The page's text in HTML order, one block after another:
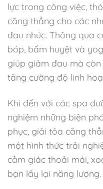
lực trong công việc,
căng thẳng cho các
đau nhức. Thông qua
bóp, bấm huyệt và
giúp giảm đau mà
tăng cường độ linh
Khi đến với các spa
nghiệm những biện
phục, giải tỏa căng
một hình thức trải
cảm giác thoải mái,
bạn lấy lại năng lượng.